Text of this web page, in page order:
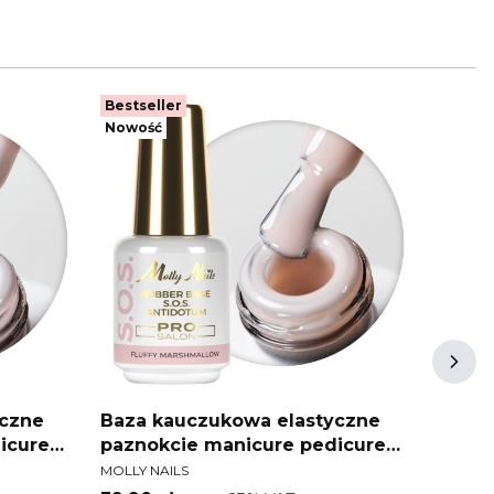
Pro
Bestseller
Nowość
Baza kauczukowa elastyczne
paznokcie manicure pedicure
do ozdób S.O.S. Antidotum Pro
PRODUCENT
MOLLY NAILS